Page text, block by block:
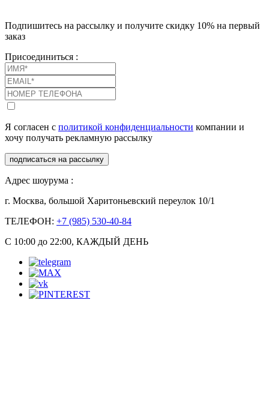
Подпишитесь на рассылку и получите скидку 10% на первый
заказ
Присоединиться :
Я согласен с политикой конфиденциальности компании и
хочу получать рекламную рассылку
подписаться на рассылку
Адрес шоурума :
г. Москва, большой Харитоньевский переулок 10/1
ТЕЛЕФОН: +7 (985) 530-40-84
С 10:00 до 22:00, КАЖДЫЙ ДЕНЬ